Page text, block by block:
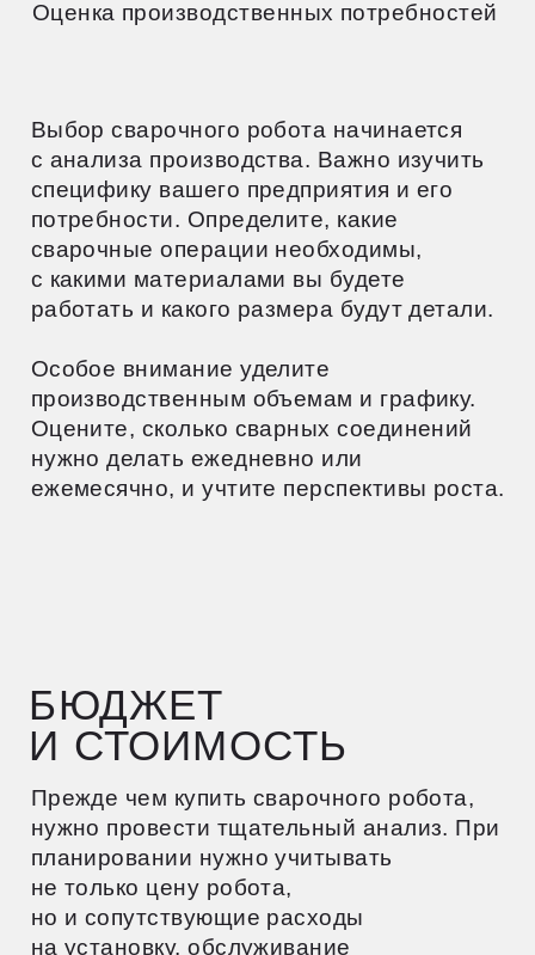
Технические характеристики
и возможности
должны соответствовать вашим
производственным нуждам. Обратите
внимание на точность
позиционирования, скорость работы
и грузоподъемность манипулятора.
Оцените радиус действия робота и его
способность функционировать в нужной
и гибкость манипулятора для выполнения
Современные роботы оснащены
дополнительными функциями, такими как
системы технического зрения для
возможность модернизации в будущем,
совместимость с существующим
оборудованием и качество технической